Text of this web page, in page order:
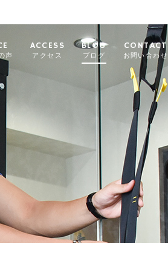
声
ACCESS
アクセス
BLOG
ブログ
CONTACT
お問い合わせ